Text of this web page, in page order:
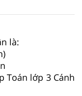
là:
Toán lớp 3 Cánh